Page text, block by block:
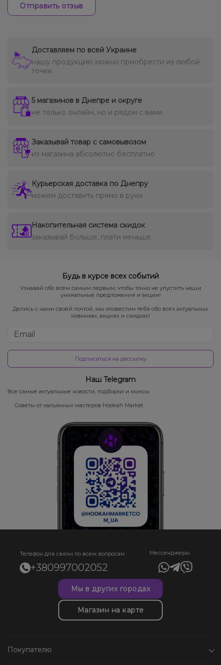
Отправить отзыв
Доставляем по всей Украине
нашу продукцию можно приобрести из любой
точки
5 магазинов в Днепре и округе
не только онлайн, но и рядом с вами
Заказывай товар с самовывозом
из магазина абсолютно бесплатно
Курьерская доставка по Днепру
можем доставить прямо в руки
Накопительная система скидок
заказывай больше, плати меньше
Будь в курсе всех событий
Узнавай обо всём самым первым, чтобы точно не упустить наши
уникальные предложения и акции!
Делись с нами своей почтой, мы оповестим тебя обо всех актуальных
новинках, акциях и скидках!
Подписаться на рассылку
Наш Telegram
Все самые актуальные новости, подборки и миксы
Советы от кальянных мастеров Hookah Market
Телефон для связи по всем вопросам
+380997002052
Мессенджеры
Мы в других городах
Магазин на карте
Покупателю